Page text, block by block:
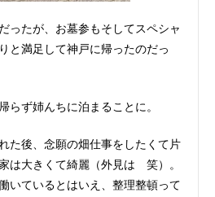
ったが、お墓参もそしてスペシャ
と満足して神戸に帰ったのだっ
らず姉んちに泊まることに。
た後、念願の畑仕事をしたくて片
は大きくて綺麗（外見は 笑）。
いているとはいえ、整理整頓って